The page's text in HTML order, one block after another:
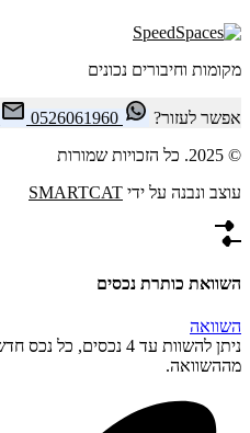
מקומות וחיבורים נכונים
אפשר לעזור? 0526061960
© 2025. כל הזכויות שמורות
עוצב ונבנה על ידי SMARTCAT
השוואת כותרת נכסים
השוואה
ניתן להשוות עד 4
מההשוואה.